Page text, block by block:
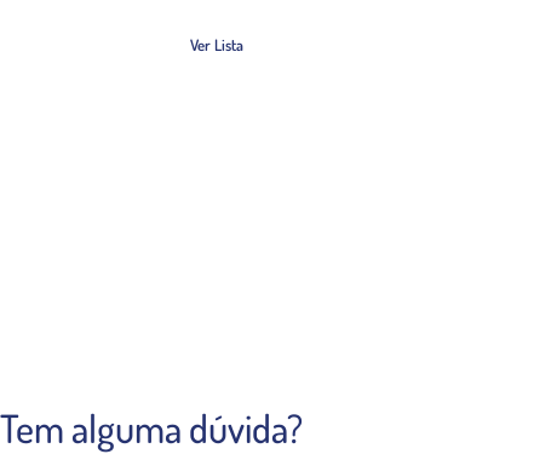
Ver Lista
Tem alguma dúvida?